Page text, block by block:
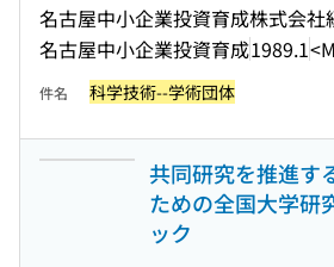
名古屋中小企業投資育成株式会社
名古屋中小企業投資育成1989.1
件名 科学技術--学術団体
共同研究を推進す
ための全国大学研
ック